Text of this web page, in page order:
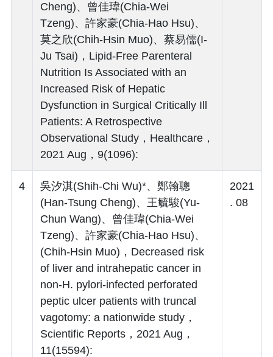
Cheng)、曾佳瑋(Chia-Wei
Tzeng)、許家豪(Chia-Hao Hsu)、
莫之欣(Chih-Hsin Muo)、蔡易儒(I-
Ju Tsai)，Lipid-Free Parenteral
Nutrition Is Associated with an
Increased Risk of Hepatic
Dysfunction in Surgical Critically Ill
Patients: A Retrospective
Observational Study，Healthcare，
2021 Aug，9(1096):
4
吳汐淇(Shih-Chi Wu)*、鄭翰聰
(Han-Tsung Cheng)、王毓駿(Yu-
Chun Wang)、曾佳瑋(Chia-Wei
Tzeng)、許家豪(Chia-Hao Hsu)、
(Chih-Hsin Muo)，Decreased risk
of liver and intrahepatic cancer in
non-H. pylori-infected perforated
peptic ulcer patients with truncal
vagotomy: a nationwide study，
Scientific Reports，2021 Aug，
11(15594):
2021
. 08